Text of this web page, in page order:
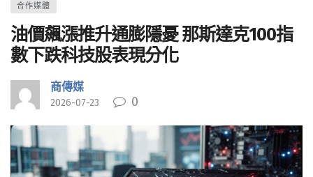
合作媒體
油價飆漲推升通膨隱憂 那斯達克100指
數下跌科技股表現分化
商傳媒
2026-07-23 0